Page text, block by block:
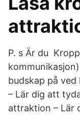
P. s Är du
budskap på
– Lär dig att
attraktion – Lär